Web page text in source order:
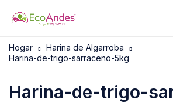
Hogar
Harina de Algarroba
Harina-de-trigo-sarraceno-5kg
Harina-de-trigo-